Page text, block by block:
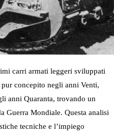
carri armati leggeri sviluppati
concepito negli anni Venti,
anni Quaranta, trovando un
Guerra Mondiale. Questa analisi
tecniche e l’impiego